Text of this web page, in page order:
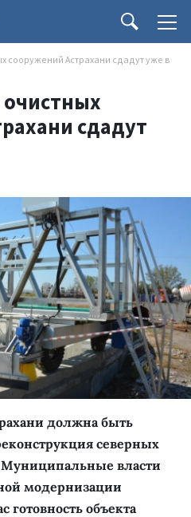
сооружений Астрахани сдадут уже в
очистных
сдадут
должна быть
северных
власти
модернизации
объекта